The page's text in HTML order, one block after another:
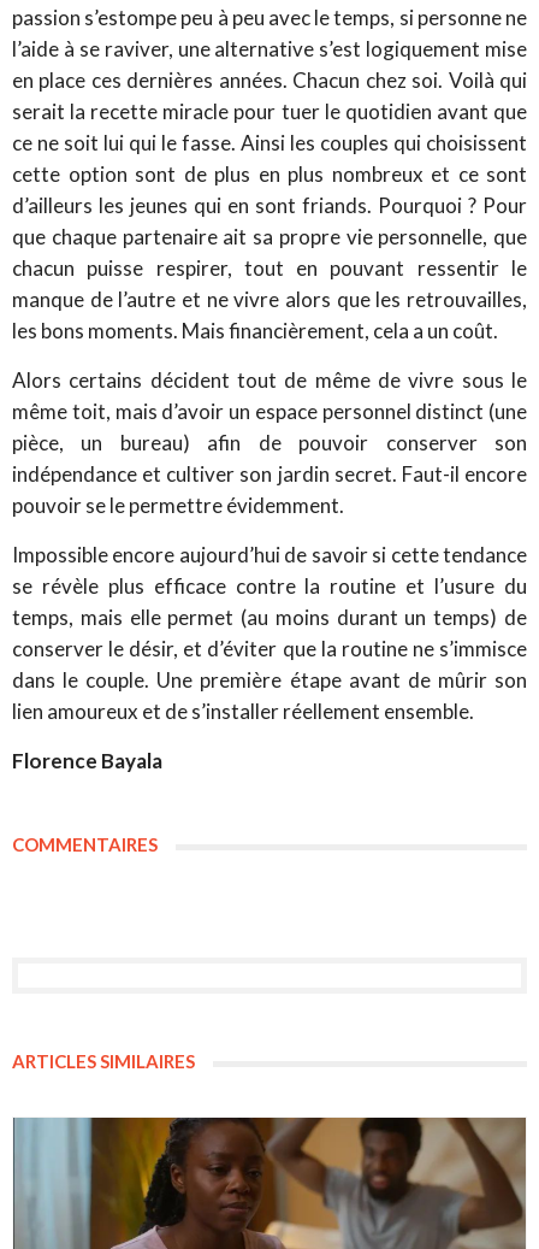
passion s’estompe peu à peu avec le temps, si personne ne
l’aide à se raviver, une alternative s’est logiquement mise
en place ces dernières années. Chacun chez soi. Voilà qui
serait la recette miracle pour tuer le quotidien avant que
ce ne soit lui qui le fasse. Ainsi les couples qui choisissent
cette option sont de plus en plus nombreux et ce sont
d’ailleurs les jeunes qui en sont friands. Pourquoi ? Pour
que chaque partenaire ait sa propre vie personnelle, que
chacun puisse respirer, tout en pouvant ressentir le
manque de l’autre et ne vivre alors que les retrouvailles,
les bons moments. Mais financièrement, cela a un coût.
Alors certains décident tout de même de vivre sous le
même toit, mais d’avoir un espace personnel distinct (une
pièce, un bureau) afin de pouvoir conserver son
indépendance et cultiver son jardin secret. Faut-il encore
pouvoir se le permettre évidemment.
Impossible encore aujourd’hui de savoir si cette tendance
se révèle plus efficace contre la routine et l’usure du
temps, mais elle permet (au moins durant un temps) de
conserver le désir, et d’éviter que la routine ne s’immisce
dans le couple. Une première étape avant de mûrir son
lien amoureux et de s’installer réellement ensemble.
Florence Bayala
COMMENTAIRES
ARTICLES SIMILAIRES